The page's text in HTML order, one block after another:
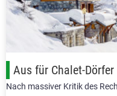
Aus für Chalet-Dörfer
Nach massiver Kritik des